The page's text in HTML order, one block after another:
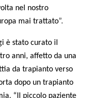
nel nostro
mai trattato”.
è stato curato il
anni, affetto da una
da trapianto verso
dopo un trapianto
“Il piccolo paziente